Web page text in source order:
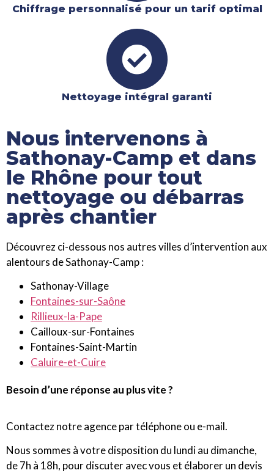
Chiffrage personnalisé pour un tarif optimal
Nettoyage intégral garanti​
Nous intervenons à
Sathonay-Camp et dans
le Rhône pour tout
nettoyage ou débarras
après chantier
Découvrez ci-dessous nos autres villes d’intervention aux
alentours de Sathonay-Camp :
Sathonay-Village
Fontaines-sur-Saône
Rillieux-la-Pape
Cailloux-sur-Fontaines
Fontaines-Saint-Martin
Caluire-et-Cuire
Besoin d’une réponse au plus vite ?
Contactez notre agence par téléphone ou e-mail.
Nous sommes à votre disposition du lundi au dimanche,
de 7h à 18h, pour discuter avec vous et élaborer un devis